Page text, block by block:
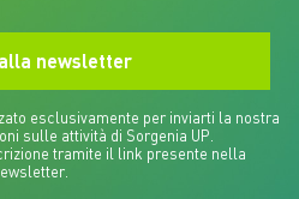
esclusivamente per inviarti la nostra
sulle attività di Sorgenia UP.
tramite il link presente nella